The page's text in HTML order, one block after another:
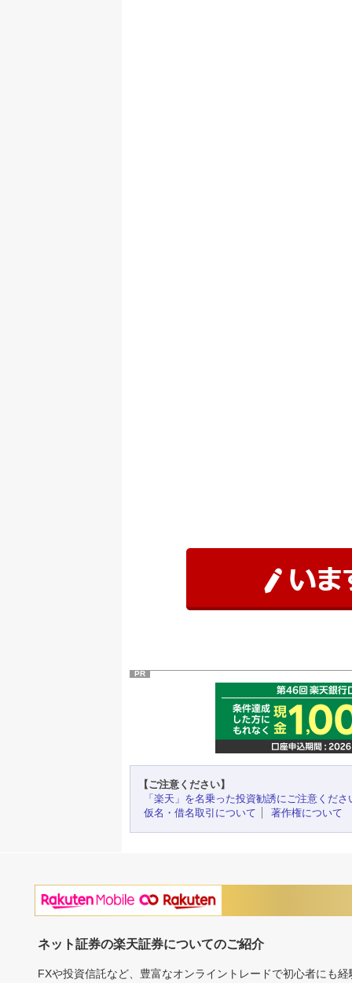
PR
【ご注意ください】
「楽天」を名乗った投資勧誘にご注意くださ
仮名・借名取引について
著作権について
ネット証券の楽天証券についてのご紹介
FXや投資信託など、豊富なオンライントレードで初心者にも